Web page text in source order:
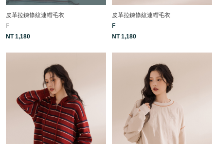
皮革拉鍊條紋連帽毛衣
F
NT 1,180
皮革拉鍊條紋連帽毛衣
F
NT 1,180